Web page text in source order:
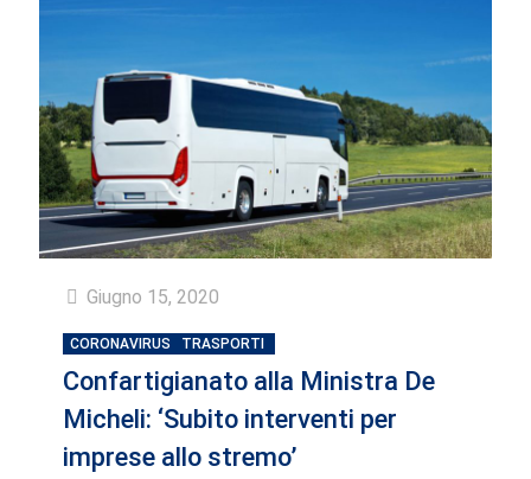
Giugno 15, 2020
CORONAVIRUS TRASPORTI
Confartigianato alla Ministra De
Micheli: ‘Subito interventi per
imprese allo stremo’